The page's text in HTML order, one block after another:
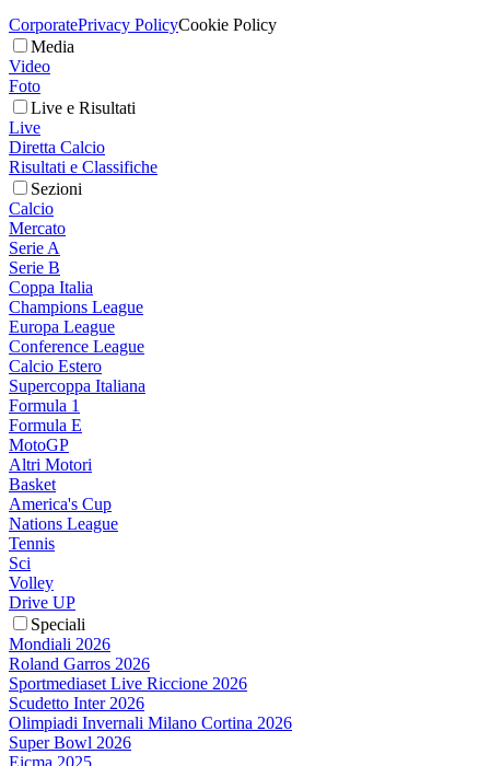
CorporatePrivacy PolicyCookie Policy
Media
Video
Foto
Live e Risultati
Live
Diretta Calcio
Risultati e Classifiche
Sezioni
Calcio
Mercato
Serie A
Serie B
Coppa Italia
Champions League
Europa League
Conference League
Calcio Estero
Supercoppa Italiana
Formula 1
Formula E
MotoGP
Altri Motori
Basket
America's Cup
Nations League
Tennis
Sci
Volley
Drive UP
Speciali
Mondiali 2026
Roland Garros 2026
Sportmediaset Live Riccione 2026
Scudetto Inter 2026
Olimpiadi Invernali Milano Cortina 2026
Super Bowl 2026
Eicma 2025